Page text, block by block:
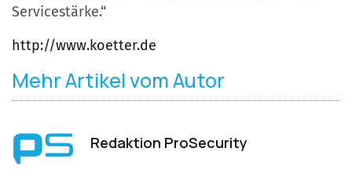
Service­stär­ke.“
http://www.koetter.de
Mehr Artikel vom Autor
Redaktion ProSecurity